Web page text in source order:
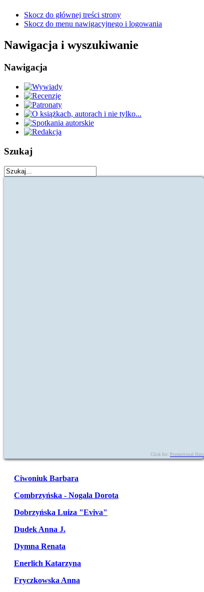
Skocz do głównej treści strony
Skocz do menu nawigacyjnego i logowania
Nawigacja i wyszukiwanie
Nawigacja
Szukaj
Click for: Promotional Hats
Ciwoniuk Barbara
Combrzyńska - Nogala Dorota
Dobrzyńska Luiza "Eviva"
Dudek Anna J.
Dymna Renata
Enerlich Katarzyna
Fryczkowska Anna